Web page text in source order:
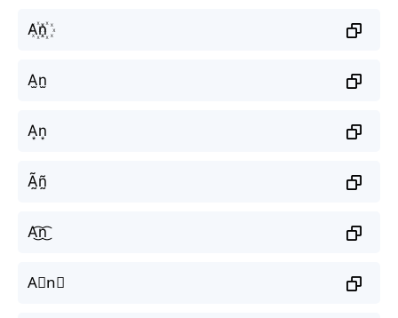
A꙰n꙰
A̫n̫
A͙n͙
Ã̰ñ̰
A͜͡n͜͡
A⃟n⃟